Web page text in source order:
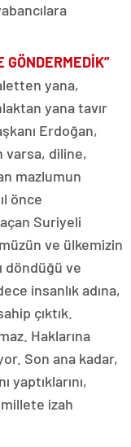
yana,
yana tavır
Erdoğan,
varsa, diline,
mazlumun
önce
Suriyeli
ve ülkemizin
döndüğü ve
insanlık adına,
çıktık.
Haklarına
Son ana kadar,
yaptıklarını,
izah